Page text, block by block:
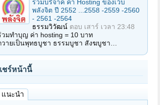
ร่วมบริจาค ค่า Hosting ของเว็บ
พลังจิต ปี 2552 ...2558 -2559 -2560
- 2561 -2564
ธรรมวิวัฒน์ ตอบ เสาร์ เวลา 23:48
วมทำบุญ ค่า hosting = 10 บาท
วายเป็นพุทธบูชา ธรรมบูชา สังฆบูชา…
ชร์หน้านี้
แนะนำ